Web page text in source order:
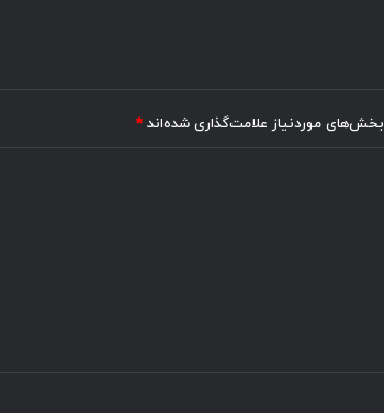
بخش‌های موردنیاز علامت‌گذاری شده‌اند *